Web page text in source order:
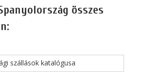
összes
szállások katalógusa